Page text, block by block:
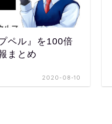
ペル』を100倍
まとめ
2020-08-10